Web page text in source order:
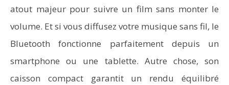
atout majeur pour suivre un film sans monter le
volume. Et si vous diffusez votre musique sans fil, le
Bluetooth fonctionne parfaitement depuis un
smartphone ou une tablette. Autre chose, son
caisson compact garantit un rendu équilibré